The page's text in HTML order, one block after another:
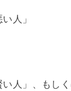
人」
い人」、もし